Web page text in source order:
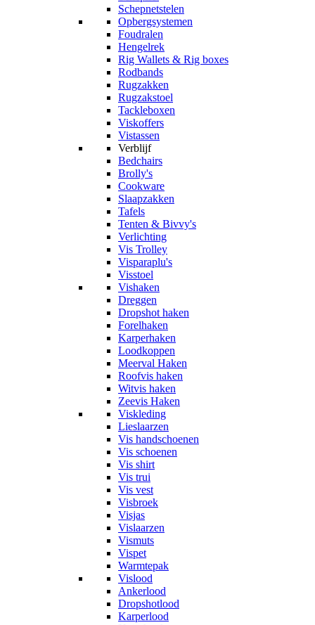
Schepnetstelen
Opbergsystemen
Foudralen
Hengelrek
Rig Wallets & Rig boxes
Rodbands
Rugzakken
Rugzakstoel
Tackleboxen
Viskoffers
Vistassen
Verblijf
Bedchairs
Brolly's
Cookware
Slaapzakken
Tafels
Tenten & Bivvy's
Verlichting
Vis Trolley
Visparaplu's
Visstoel
Vishaken
Dreggen
Dropshot haken
Forelhaken
Karperhaken
Loodkoppen
Meerval Haken
Roofvis haken
Witvis haken
Zeevis Haken
Viskleding
Lieslaarzen
Vis handschoenen
Vis schoenen
Vis shirt
Vis trui
Vis vest
Visbroek
Visjas
Vislaarzen
Vismuts
Vispet
Warmtepak
Vislood
Ankerlood
Dropshotlood
Karperlood